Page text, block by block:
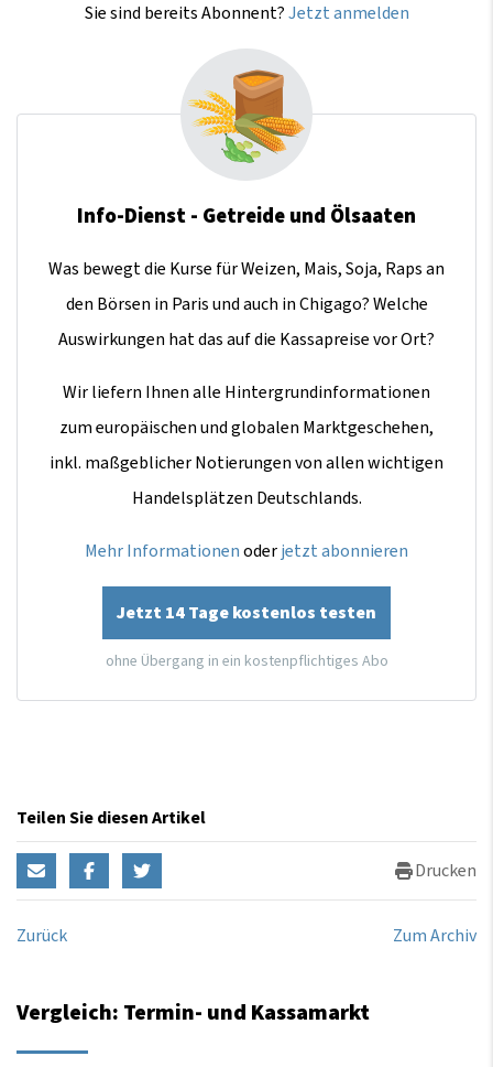
Sie sind bereits Abonnent?Jetzt anmelden
Info-Dienst - Getreide und Ölsaaten
Was bewegt die Kurse für Weizen, Mais, Soja, Raps an
den Börsen in Paris und auch in Chigago? Welche
Auswirkungen hat das auf die Kassapreise vor Ort?
Wir liefern Ihnen alle Hintergrundinformationen
zum europäischen und globalen Marktgeschehen,
inkl. maßgeblicher Notierungen von allen wichtigen
Handelsplätzen Deutschlands.
Mehr Informationenoderjetzt abonnieren
Jetzt 14 Tage kostenlos testen
ohne Übergang in ein kostenpflichtiges Abo
Teilen Sie diesen Artikel
Drucken
Zurück Zum Archiv
Vergleich: Termin- und Kassamarkt